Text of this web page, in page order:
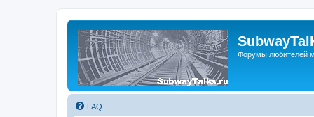
Форумы любителей
FAQ